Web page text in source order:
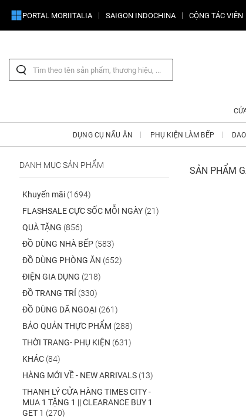
PORTAL MORIITALIA SAIGON INDOCHINA CỘNG TÁC VIÊN
DỤNG CỤ NẤU ĂN PHỤ KIỆN LÀM BẾP
DANH MỤC SẢN PHẨM
Khuyến mãi (1694)
FLASHSALE CỰC SỐC MỖI NGÀY (21)
QUÀ TẶNG (856)
ĐỒ DÙNG NHÀ BẾP (583)
ĐỒ DÙNG PHÒNG ĂN (652)
ĐIỆN GIA DỤNG (218)
ĐỒ TRANG TRÍ (330)
ĐỒ DÙNG DÃ NGOẠI (261)
BẢO QUẢN THỰC PHẨM (288)
THỜI TRANG- PHỤ KIỆN (631)
KHÁC (84)
HÀNG MỚI VỀ - NEW ARRIVALS (13)
THANH LÝ CỬA HÀNG TIMES CITY -
MUA 1 TẶNG 1 || CLEARANCE BUY 1
GET 1 (270)
SẢN PHẨM